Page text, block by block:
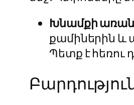
Խնամքի
քամիներին և
Պետք է հեռու